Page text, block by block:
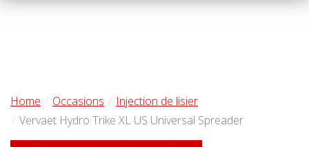
Home Occasions
Injection de lisier
Vervaet Hydro Trike XL US Universal Spreader